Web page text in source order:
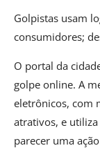
Golpistas usam
consumidores;
O portal da
golpe online. A
eletrônicos, com
atrativos, e
parecer uma